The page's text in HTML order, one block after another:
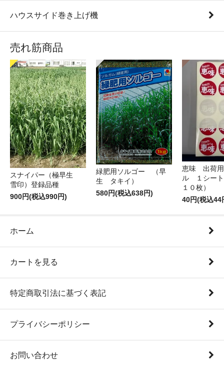
ハウスサイド巻き上げ機
売れ筋商品
スナイパー（極早生
雪印）登録品種
900円(税込990円)
緑肥用ソルゴー （早
生 タキイ）
580円(税込638円)
恵味 出荷
ル １シート
１０枚）
40円(税込44
ホーム
カートを見る
特定商取引法に基づく表記
プライバシーポリシー
お問い合わせ